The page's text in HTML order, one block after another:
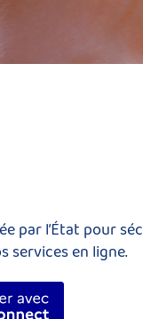
par l’État pour
services en ligne.
avec